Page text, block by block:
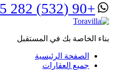
+90 (532) 282 15 99
بناء الخاصة بك في المستقبل
الصفحة الرئيسية
جميع العقارات